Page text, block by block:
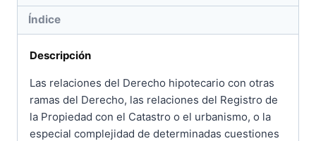
Índice
Descripción
Las relaciones del Derecho hipotecario con otras
ramas del Derecho, las relaciones del Registro de
la Propiedad con el Catastro o el urbanismo, o la
especial complejidad de determinadas cuestiones